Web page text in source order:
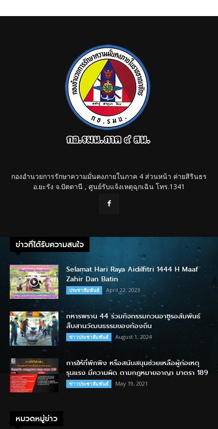
กองอำนวยการรักษาความมั่นคงภายในภาค 4 ส่วนหน้า ค่ายสิรินธร
อ.ยะรัง จ.ปัตตานี , ศูนย์รับแจ้งเหตุฉุกเฉิน โทร.1341
ข่าวที่ได้รับความสนใจ
Selamat Hari Raya Aidilfitri 1444 H Maaf
Zahir Dan Batin
ประชาสัมพันธ์ April 22, 2023
ทหารพราน 44 ร่วมกิจกรรมกวนอาซูรอสัมพันธ์
สืบสานวัฒนธรรมของท้องถิ่น
ข่าวประชาสัมพันธ์ August 1, 2024
การให้ที่พักพิง หรือสนับสนุนช่วยเหลือผู้ก่อเหตุ
รุนแรง มีความผิด ตามกฎหมายอาญา มาตรา 189
ข่าวประชาสัมพันธ์ May 19, 2021
หมวดหมู่ข่าว